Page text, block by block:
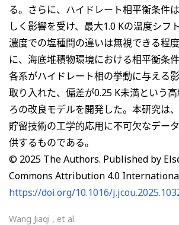
る。さらに、ハイドレート相平衡条件
しく影響を受け、最大1.0 Kの温度シフ
濃度での塩種間の違いは無視できる程
に、海底堆積物環境における相平衡条
各系がハイドレート相の挙動に与える
取り入れた、偏差が0.25 K未満という
ろの改良モデルを開発した。本研究は
貯留技術の工学的応用に不可欠なデー
供するものである。
© 2025 The Authors. Published by
Commons Attribution 4.0
https://doi.org/10.1016/
Wang Jiaqi , et al.